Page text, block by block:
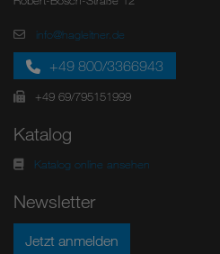
info@hagleitner.de
+49 800/3366943
+49 69/795151999
Katalog
Katalog online ansehen
Newsletter
Jetzt anmelden